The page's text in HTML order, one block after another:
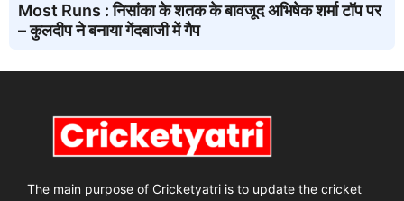
Most Runs : निसांका के शतक के बावजूद अभिषेक शर्मा टॉप पर
– कुलदीप ने बनाया गेंदबाजी में गैप
The main purpose of Cricketyatri is to update the cricket